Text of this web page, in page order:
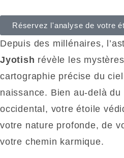
Réservez l'analyse de votre
Depuis des millénaires,
Jyotish révèle les
cartographie précise du
naissance. Bien au-delà
occidental, votre étoile
votre nature profonde, de
votre chemin karmique.